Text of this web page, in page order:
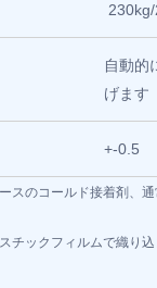
自動的
げます
+-0.5
スのコールド接着剤、通
チックフィルムで織り